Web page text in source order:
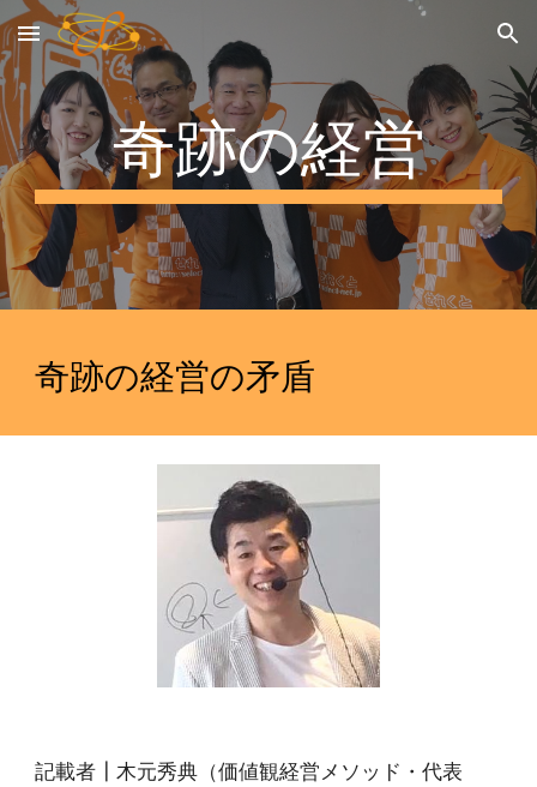
Skip to main content Skip to navigation
奇跡の経営
奇跡の経営の矛盾
記載者┃木元秀典（価値観経営メソッド・代表